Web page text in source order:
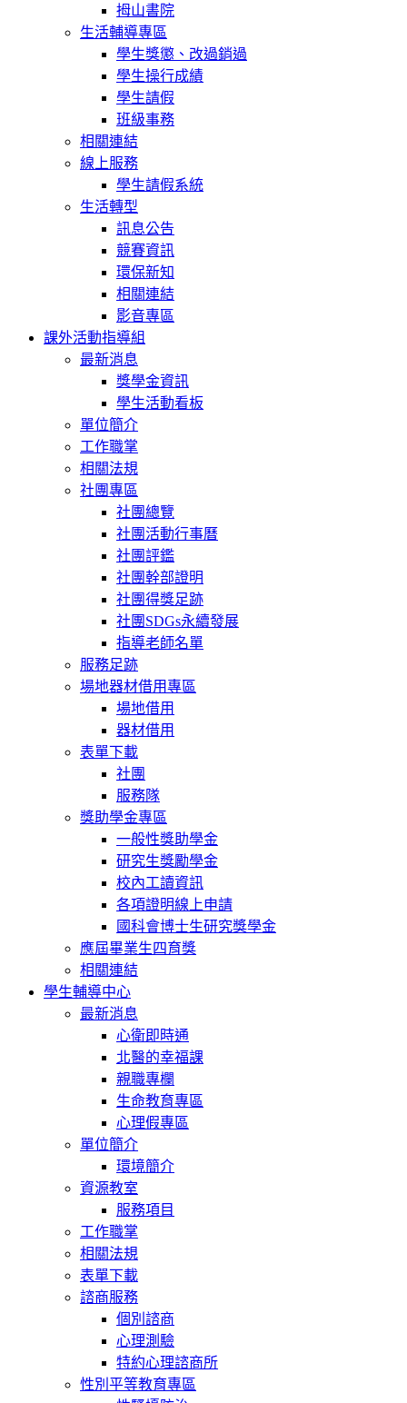
拇山書院
生活輔導專區
學生獎懲、改過銷過
學生操行成績
學生請假
班級事務
相關連結
線上服務
學生請假系統
生活轉型
訊息公告
競賽資訊
環保新知
相關連結
影音專區
課外活動指導組
最新消息
獎學金資訊
學生活動看板
單位簡介
工作職掌
相關法規
社團專區
社團總覽
社團活動行事曆
社團評鑑
社團幹部證明
社團得獎足跡
社團SDGs永續發展
指導老師名單
服務足跡
場地器材借用專區
場地借用
器材借用
表單下載
社團
服務隊
獎助學金專區
一般性獎助學金
研究生獎勵學金
校內工讀資訊
各項證明線上申請
國科會博士生研究獎學金
應屆畢業生四育獎
相關連結
學生輔導中心
最新消息
心衛即時通
北醫的幸福課
親職專欄
生命教育專區
心理假專區
單位簡介
環境簡介
資源教室
服務項目
工作職掌
相關法規
表單下載
諮商服務
個別諮商
心理測驗
特約心理諮商所
性別平等教育專區